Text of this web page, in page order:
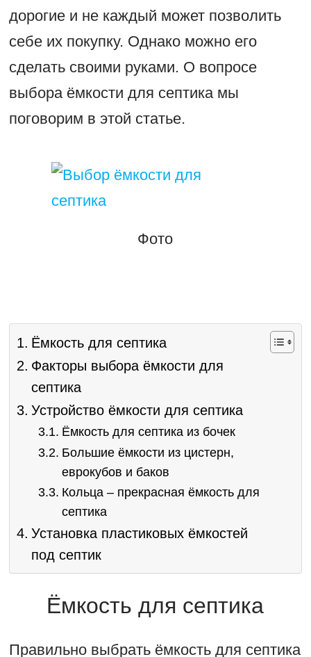
дорогие и не каждый может позволить
себе их покупку. Однако можно его
сделать своими руками. О вопросе
выбора ёмкости для септика мы
поговорим в этой статье.
Фото
Ёмкость для септика
Факторы выбора ёмкости для
септика
Устройство ёмкости для септика
Ёмкость для септика из бочек
Большие ёмкости из цистерн,
еврокубов и баков
Кольца – прекрасная ёмкость для
септика
Установка пластиковых ёмкостей
под септик
Ёмкость для септика
Правильно выбрать ёмкость для септика